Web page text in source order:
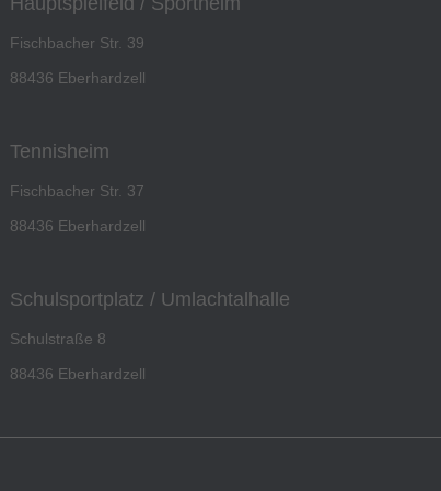
Fischbacher Str. 39
88436 Eberhardzell
Tennisheim
Fischbacher Str. 37
88436 Eberhardzell
Schulsportplatz / Umlachtalhalle
Schulstraße 8
88436 Eberhardzell